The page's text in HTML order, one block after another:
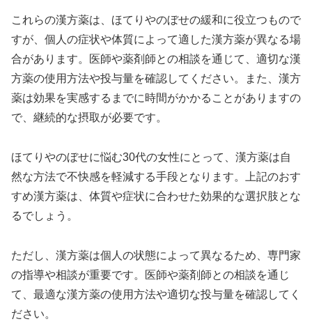
これらの漢方薬は、ほてりやのぼせの緩和に役立つもので
すが、個人の症状や体質によって適した漢方薬が異なる場
合があります。医師や薬剤師との相談を通じて、適切な漢
方薬の使用方法や投与量を確認してください。また、漢方
薬は効果を実感するまでに時間がかかることがありますの
で、継続的な摂取が必要です。
ほてりやのぼせに悩む30代の女性にとって、漢方薬は自
然な方法で不快感を軽減する手段となります。上記のおす
すめ漢方薬は、体質や症状に合わせた効果的な選択肢とな
るでしょう。
ただし、漢方薬は個人の状態によって異なるため、専門家
の指導や相談が重要です。医師や薬剤師との相談を通じ
て、最適な漢方薬の使用方法や適切な投与量を確認してく
ださい。